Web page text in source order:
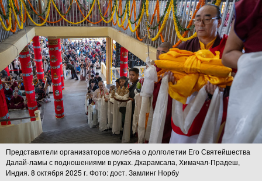
Представители организаторов молебна о долголетии Его Святейшества
Далай-ламы с подношениями в руках. Дхарамсала, Химачал-Прадеш,
Индия. 8 октября 2025 г. Фото: дост. Замлинг Норбу